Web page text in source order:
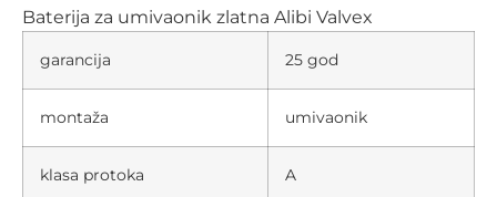
Baterija za umivaonik zlatna Alibi Valvex
garancija 25 god
montaža umivaonik
klasa protoka A